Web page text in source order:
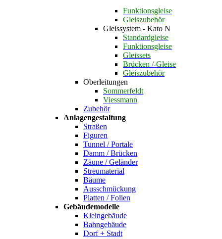
Funktionsgleise
Gleiszubehör
Gleissystem - Kato N
Standardgleise
Funktionsgleise
Gleissets
Brücken /-Gleise
Gleiszubehör
Oberleitungen
Sommerfeldt
Viessmann
Zubehör
Anlagengestaltung
Straßen
Figuren
Tunnel / Portale
Damm / Brücken
Zäune / Geländer
Streumaterial
Bäume
Ausschmückung
Platten / Folien
Gebäudemodelle
Kleingebäude
Bahngebäude
Dorf + Stadt